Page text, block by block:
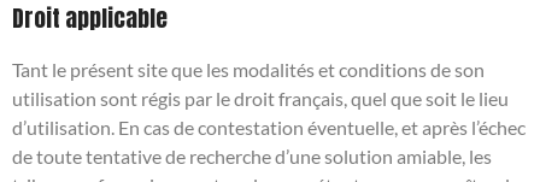
Droit applicable
Tant le présent site que les modalités et conditions de son
utilisation sont régis par le droit français, quel que soit le lieu
d’utilisation. En cas de contestation éventuelle, et après l’échec
de toute tentative de recherche d’une solution amiable, les